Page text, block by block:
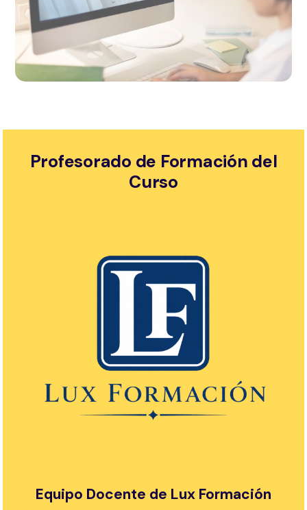
Profesorado de Formación del
Curso
Equipo Docente de Lux Formación